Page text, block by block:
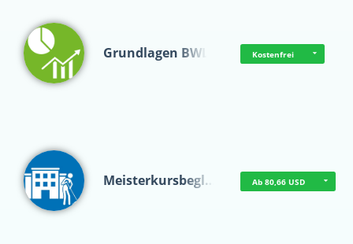
Grundlagen BWL Kostenfrei
Meisterkursbegl… Ab 80,66 USD